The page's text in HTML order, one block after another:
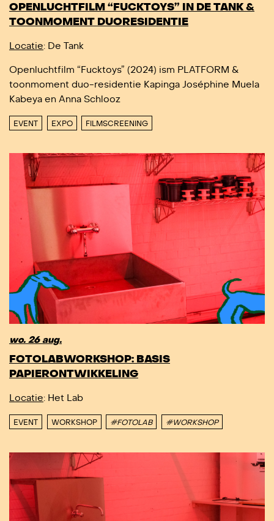
OPENLUCHTFILM “FUCKTOYS” IN DE TANK &
TOONMOMENT DUORESIDENTIE
Locatie: De Tank
Openluchtfilm “Fucktoys” (2024) ism PLATFORM &
toonmoment duo-residentie Kapinga Joséphine Muela
Kabeya en Anna Schlooz
EVENT EXPO FILMSCREENING
wo. 26 aug.
FOTOLABWORKSHOP: BASIS
PAPIERONTWIKKELING
Locatie: Het Lab
EVENT WORKSHOP #FOTOLAB #WORKSHOP